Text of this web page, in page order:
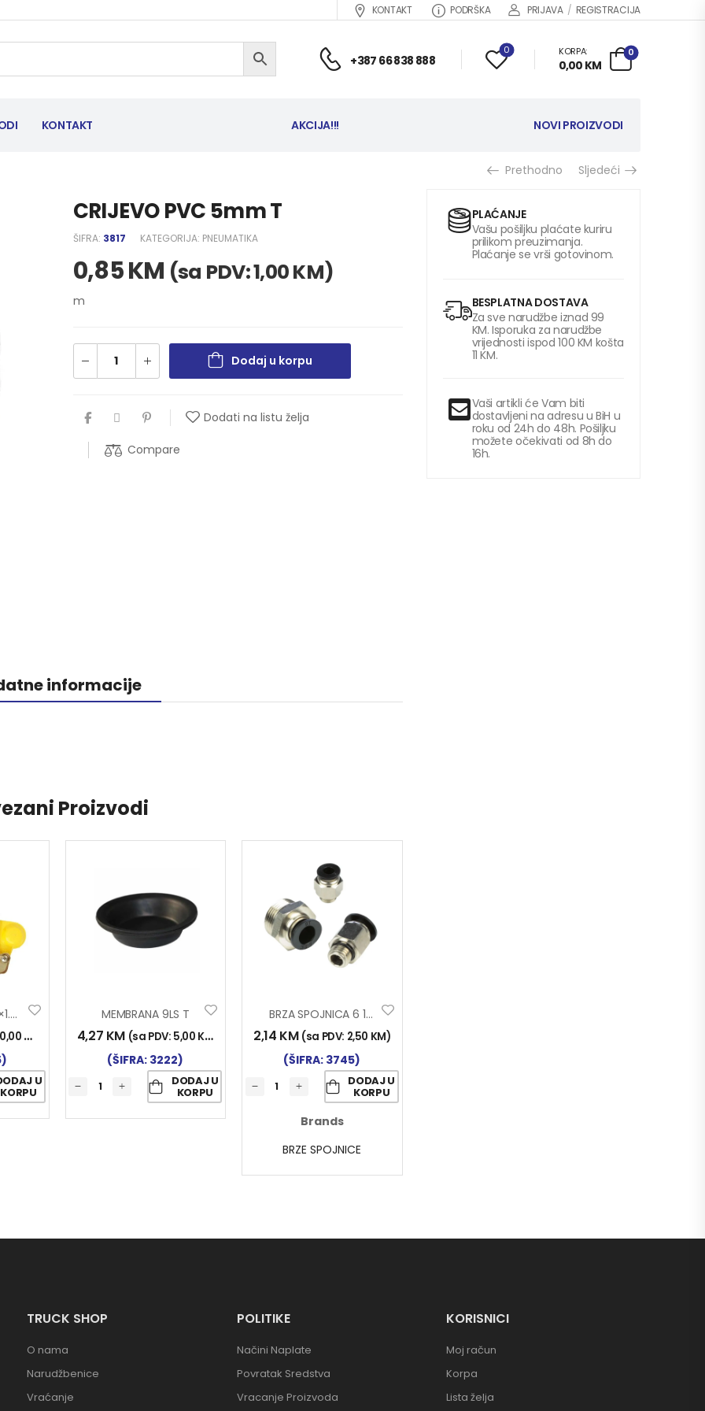
KONTAKT PODRŠKA PRIJAVA / REGISTRACIJA
+387 66 838 888
0 KORPA:
0,00 KM
0
KONTAKT AKCIJA!!! NOVI PROIZVODI
Prethodno Sljedeći
CRIJEVO PVC 5mm T
ŠIFRA: 3817 KATEGORIJA: PNEUMATIKA
0,85KM (sa PDV:1,00KM)
m
Dodaj u korpu
Dodati na listu želja
Compare
informacije
Proizvodi
VENTIL ZRAKA 16×1.5 M
KM
U
KORPU
MEMBRANA 9LS T
4,27 KM (sa PDV: 5,00 KM
(ŠIFRA: 3222)
DODAJ U
KORPU
BRZA SPOJNICA 6 1/4
2,14 KM (sa PDV: 2,50 KM)
(ŠIFRA: 3745)
DODAJ U
KORPU
Brands
BRZE SPOJNICE
PLAĆANJE
Vašu pošiljku plaćate kuriru
prilikom preuzimanja.
Plaćanje se vrši gotovinom.
BESPLATNA DOSTAVA
Za sve narudžbe iznad 99
KM. Isporuka za narudžbe
vrijednosti ispod 100 KM košta
11 KM.
Vaši artikli će Vam biti
dostavljeni na adresu u BiH u
roku od 24h do 48h. Pošiljku
možete očekivati od 8h do
16h.
TRUCK SHOP
O nama
Narudžbenice
Vraćanje
POLITIKE
Načini Naplate
Povratak Sredstva
Vracanje Proizvoda
KORISNICI
Moj račun
Korpa
Lista želja